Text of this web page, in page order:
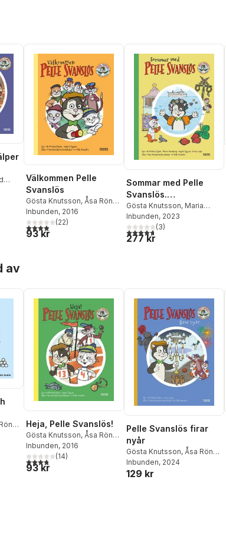
antal röster:
Välkommen Pelle
Svanslös
Gösta Knutsson, Åsa Rönn ,
Michael Rönn
Inbunden, 2016
3,9utav 5 stjärnor. Totalt antal röster:
(22)
93 kr
Sommar med Pelle
Svanslös.
Samlingsvolym
Gösta Knutsson, Maria
Frensborg ,Åsa Rönn
Michael Rönn
Inbunden, 2023
4,7utav 5 stjärnor. Totalt
(3)
277 kr
av
,
antal röster:
Heja, Pelle Svanslös!
Gösta Knutsson, Åsa Rönn ,
Michael Rönn
Inbunden, 2016
3,8utav 5 stjärnor. Totalt antal röster:
(14)
93 kr
Pelle Svanslös firar
nyår
Gösta Knutsson, Åsa Rönn ,
Michael Rönn
Inbunden, 2024
129 kr